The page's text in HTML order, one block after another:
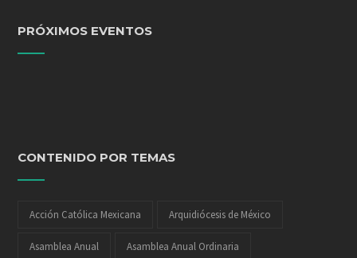
PRÓXIMOS EVENTOS
CONTENIDO POR TEMAS
Acción Católica Mexicana Arquidiócesis de México
Asamblea Anual Asamblea Anual Ordinaria